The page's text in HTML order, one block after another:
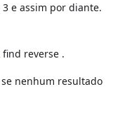
3 e assim por diante.
reverse .
nenhum resultado